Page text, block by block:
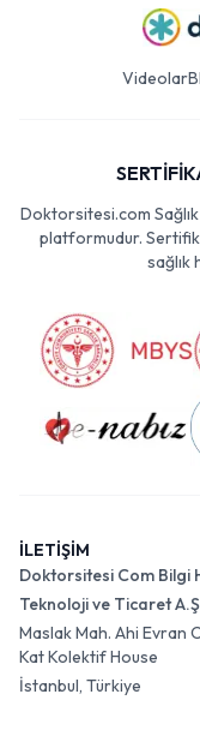
Videolar
Doktorsitesi.com Sağlık
platformudur.
sağlık
İLETİŞİM
Doktorsitesi Com Bilgi
Teknoloji ve Ticaret
Maslak Mah. Ahi Evran
Kat Kolektif House
İstanbul, Türkiye